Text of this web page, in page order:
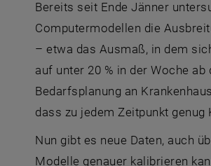
Bereits seit Ende Jänner
Computermodellen die
– etwa das Ausmaß, in dem
auf unter 20 % in der Woche
Bedarfsplanung an
dass zu jedem Zeitpunkt
Nun gibt es neue Daten, auch
Modelle genauer kalibrieren